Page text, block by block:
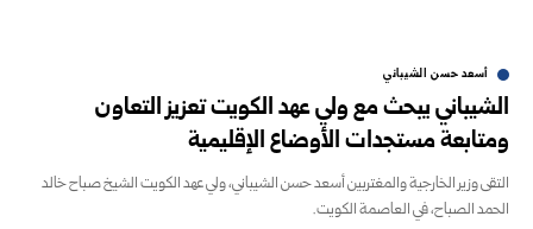
أسعد حسن الشيباني
الشيباني يبحث مع ولي عهد الكويت تعزيز التعاون
ومتابعة مستجدات الأوضاع الإقليمية
التقى وزير الخارجية والمغتربين أسعد حسن الشيباني، ولي عهد الكويت الشيخ صباح خالد
الحمد الصباح، في العاصمة الكويت.